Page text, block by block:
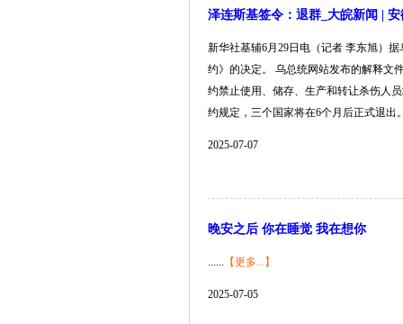
泽连斯基签令：退群_大皖新闻 | 安
新华社基辅6月29日电（记者 李东旭）
约》的决定。 乌总统网站发布的解释文
约禁止使用、储存、生产和转让杀伤人
约规定，三个国家将在6个月后正式退出
2025-07-07
晚安之后 你在睡觉 我在想你
...... 【更多...】
2025-07-05